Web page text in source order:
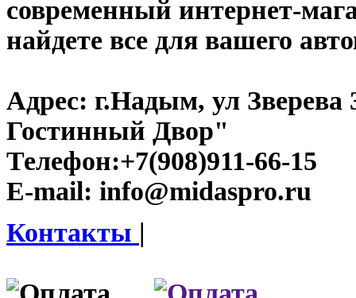
современный интернет-
найдете все для вашего
Адрес: г.Надым, ул
Гостинный Двор"
Телефон:+7(908)911-66-15
E-mail: info@midaspro.ru
Контакты |